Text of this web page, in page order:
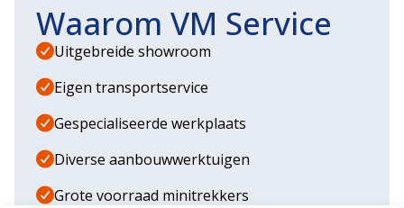
Waarom VM Service
Uitgebreide showroom
Eigen transportservice
Gespecialiseerde werkplaats
Diverse aanbouwwerktuigen
Grote voorraad minitrekkers